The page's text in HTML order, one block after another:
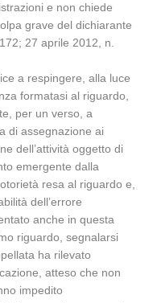
e non chiede
grave del dichiarante
27 aprile 2012, n.
a respingere, alla luce
formatasi al riguardo,
per un verso, a
di assegnazione ai
dell’attività oggetto di
emergente dalla
resa al riguardo e,
dell’errore
anche in questa
riguardo, segnalarsi
ha rilevato
atteso che non
impedito